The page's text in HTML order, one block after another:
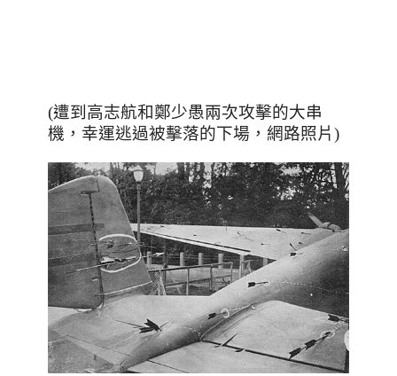
(遭到高志航和鄭少愚兩次攻擊的大串
機，幸運逃過被擊落的下場，網路照片)